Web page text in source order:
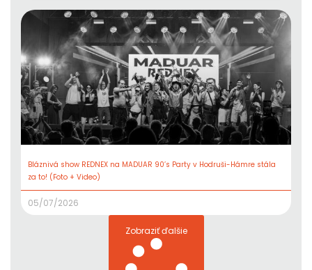
Bláznivá show REDNEX na MADUAR 90’s Party v Hodruši-Hámre stála
za to! (Foto + Video)
05/07/2026
Zobraziť ďalšie